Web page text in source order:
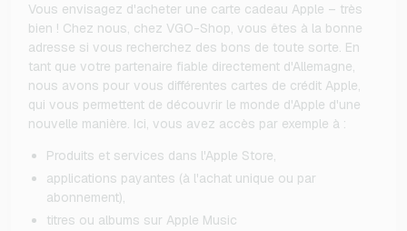
Vous envisagez d'acheter une carte cadeau Apple – très
bien ! Chez nous, chez VGO-Shop, vous êtes à la bonne
adresse si vous recherchez des bons de toute sorte. En
tant que votre partenaire fiable directement d'Allemagne,
nous avons pour vous différentes cartes de crédit Apple,
qui vous permettent de découvrir le monde d'Apple d'une
nouvelle manière. Ici, vous avez accès par exemple à :
Produits et services dans l'Apple Store,
applications payantes (à l'achat unique ou par
abonnement),
titres ou albums sur Apple Music